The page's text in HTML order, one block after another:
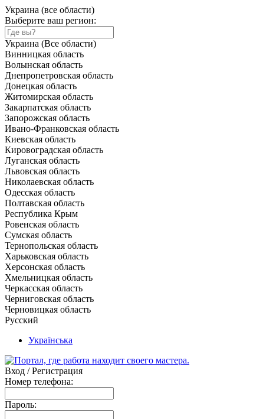
Украина (все области)
Выберите ваш регион:
Украина (Все области)
Винницкая область
Волынская область
Днепропетровская область
Донецкая область
Житомирская область
Закарпатская область
Запорожская область
Ивано-Франковская область
Киевская область
Кировоградская область
Луганская область
Львовская область
Николаевская область
Одесская область
Полтавская область
Республика Крым
Ровенская область
Сумская область
Тернопольская область
Харьковская область
Херсонская область
Хмельницкая область
Черкасская область
Черниговская область
Черновицкая область
Русский
Українська
Вход / Регистрация
Номер телефона:
Пароль: